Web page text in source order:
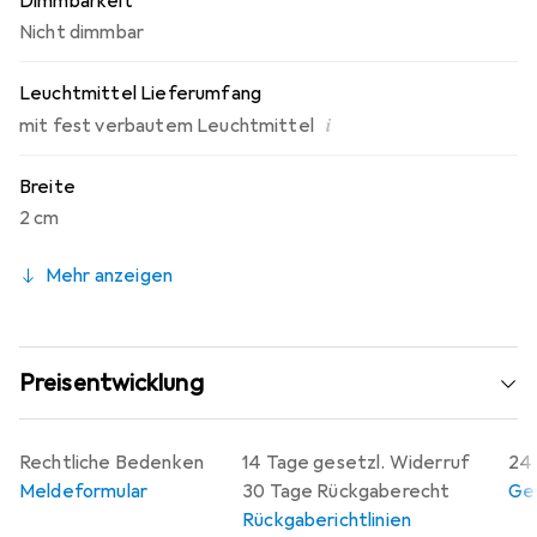
Nicht dimmbar
Leuchtmittel Lieferumfang
mit fest verbautem Leuchtmittel i
Breite
2 cm
Mehr anzeigen
Preisentwicklung
14 Tage gesetzl. Widerruf
30 Tage Rückgaberecht
Rückgaberichtlinien
24
Rechtliche Bedenken
Meldeformular